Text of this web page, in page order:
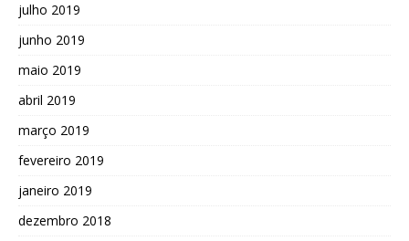
julho 2019
junho 2019
maio 2019
abril 2019
março 2019
fevereiro 2019
janeiro 2019
dezembro 2018